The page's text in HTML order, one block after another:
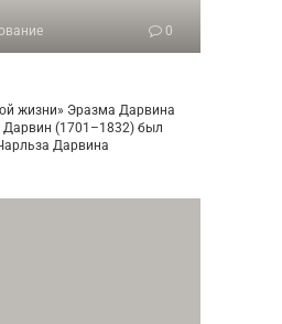
0
жизни» Эразма Дарвина
(1701–1832) был
Дарвина